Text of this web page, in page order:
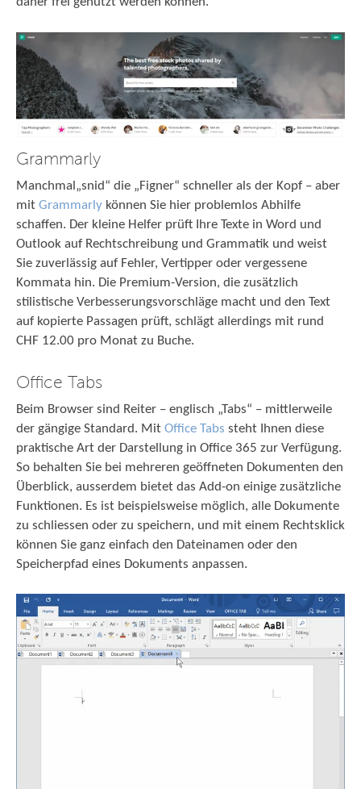
Grammarly
Manchmal„snid“ die „Figner“ schneller als der Kopf – aber
mit Grammarly können Sie hier problemlos Abhilfe
schaffen. Der kleine Helfer prüft Ihre Texte in Word und
Outlook auf Rechtschreibung und Grammatik und weist
Sie zuverlässig auf Fehler, Vertipper oder vergessene
Kommata hin. Die Premium-Version, die zusätzlich
stilistische Verbesserungsvorschläge macht und den Text
auf kopierte Passagen prüft, schlägt allerdings mit rund
CHF 12.00 pro Monat zu Buche.
Office Tabs
Beim Browser sind Reiter – englisch „Tabs“ – mittlerweile
der gängige Standard. Mit Office Tabs steht Ihnen diese
praktische Art der Darstellung in Office 365 zur Verfügung.
So behalten Sie bei mehreren geöffneten Dokumenten den
Überblick, ausserdem bietet das Add-on einige zusätzliche
Funktionen. Es ist beispielsweise möglich, alle Dokumente
zu schliessen oder zu speichern, und mit einem Rechtsklick
können Sie ganz einfach den Dateinamen oder den
Speicherpfad eines Dokuments anpassen.